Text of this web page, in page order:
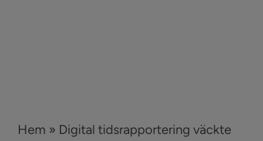
Hem » Digital tidsrapportering väckte